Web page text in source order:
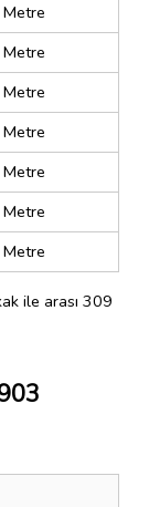
ile arası 309